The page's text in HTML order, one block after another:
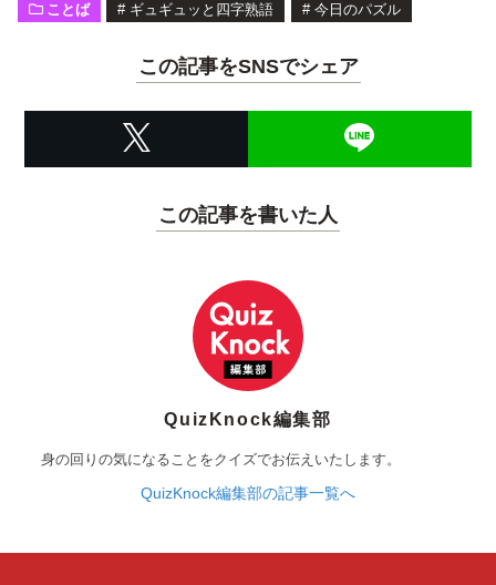
ことば # ギュギュッと四字熟語 # 今日のパズル
この記事をSNSでシェア
この記事を書いた人
QuizKnock編集部
身の回りの気になることをクイズでお伝えいたします。
QuizKnock編集部の記事一覧へ